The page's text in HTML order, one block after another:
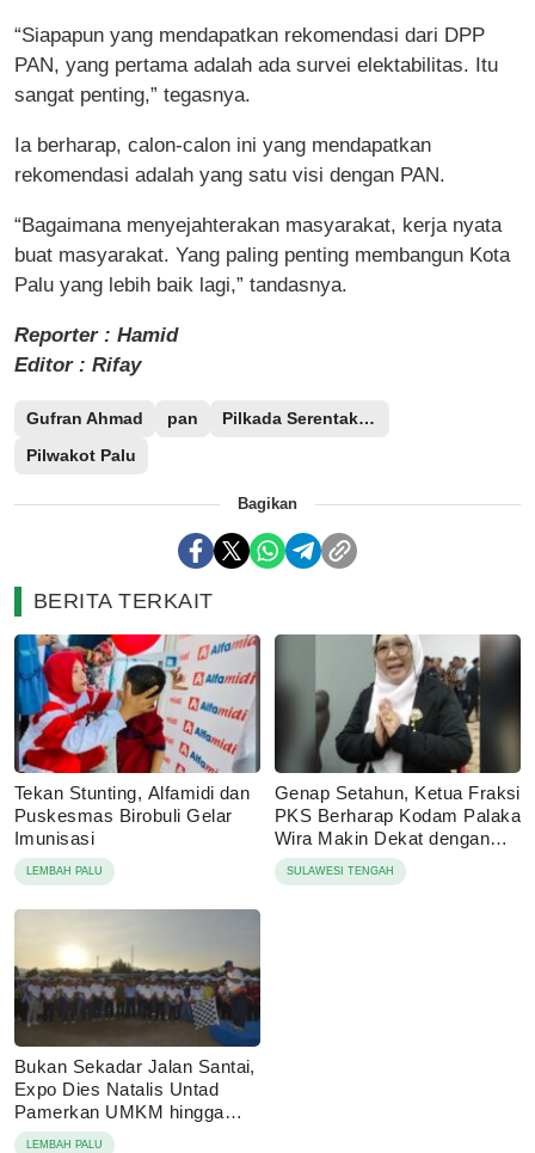
“Siapapun yang mendapatkan rekomendasi dari DPP
PAN, yang pertama adalah ada survei elektabilitas. Itu
sangat penting,” tegasnya.
Ia berharap, calon-calon ini yang mendapatkan
rekomendasi adalah yang satu visi dengan PAN.
“Bagaimana menyejahterakan masyarakat, kerja nyata
buat masyarakat. Yang paling penting membangun Kota
Palu yang lebih baik lagi,” tandasnya.
Reporter : Hamid
Editor : Rifay
Gufran Ahmad pan
Pilkada Serentak 2024
Pilwakot Palu
Bagikan
BERITA TERKAIT
Tekan Stunting, Alfamidi dan
Puskesmas Birobuli Gelar
Imunisasi
LEMBAH PALU
Genap Setahun, Ketua Fraksi
PKS Berharap Kodam Palaka
Wira Makin Dekat dengan
Rakyat
SULAWESI TENGAH
Bukan Sekadar Jalan Santai,
Expo Dies Natalis Untad
Pamerkan UMKM hingga
Hasil Riset
LEMBAH PALU